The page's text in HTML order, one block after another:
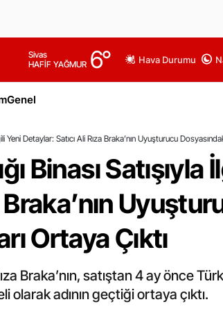
Sivas
HAFİF YAĞMUR 6° Hava Durumu
Genel
Yeni Detaylar: Satıcı Ali Rıza Braka’nın Uyuşturucu
Binası Satışıyla
Braka’nın
Ortaya Çıktı
Braka’nın, satıştan 4 ay önce
adının geçtiği ortaya çıktı.